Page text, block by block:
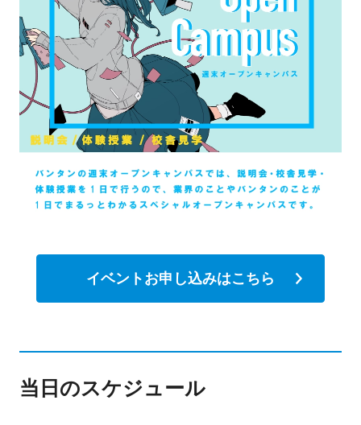
イベントお申し込みはこちら
当日のスケジュール